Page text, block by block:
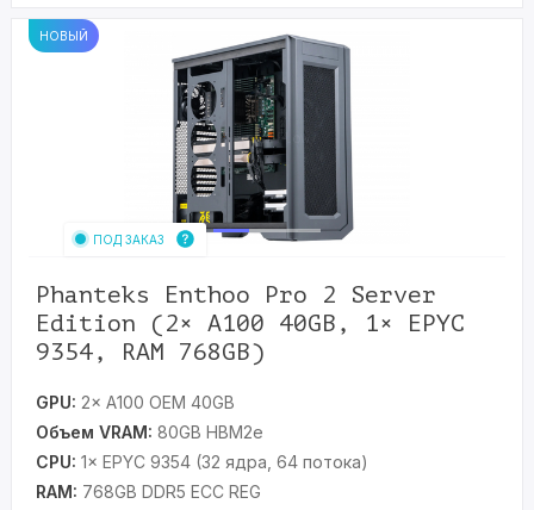
НОВЫЙ
ПОД ЗАКАЗ
Phanteks Enthoo Pro 2 Server
Edition (2× A100 40GB, 1× EPYC
9354, RAM 768GB)
GPU: 2× A100 OEM 40GB
Объем VRAM: 80GB HBM2e
CPU: 1× EPYC 9354 (32 ядра, 64 потока)
RAM: 768GB DDR5 ECC REG